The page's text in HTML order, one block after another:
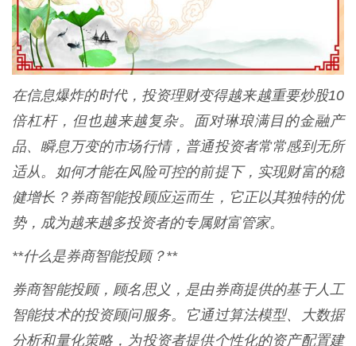
在信息爆炸的时代，投资理财变得越来越重要炒股10
倍杠杆，但也越来越复杂。面对琳琅满目的金融产
品、瞬息万变的市场行情，普通投资者常常感到无所
适从。如何才能在风险可控的前提下，实现财富的稳
健增长？券商智能投顾应运而生，它正以其独特的优
势，成为越来越多投资者的专属财富管家。
**什么是券商智能投顾？**
券商智能投顾，顾名思义，是由券商提供的基于人工
智能技术的投资顾问服务。它通过算法模型、大数据
分析和量化策略，为投资者提供个性化的资产配置建